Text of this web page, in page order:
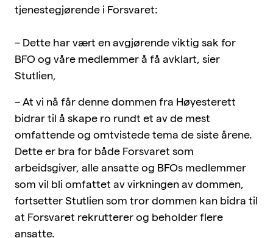
tjenestegjørende i Forsvaret:
– Dette har vært en avgjørende viktig sak for
BFO og våre medlemmer å få avklart, sier
Stutlien,
– At vi nå får denne dommen fra Høyesterett
bidrar til å skape ro rundt et av de mest
omfattende og omtvistede tema de siste årene.
Dette er bra for både Forsvaret som
arbeidsgiver, alle ansatte og BFOs medlemmer
som vil bli omfattet av virkningen av dommen,
fortsetter Stutlien som tror dommen kan bidra til
at Forsvaret rekrutterer og beholder flere
ansatte.